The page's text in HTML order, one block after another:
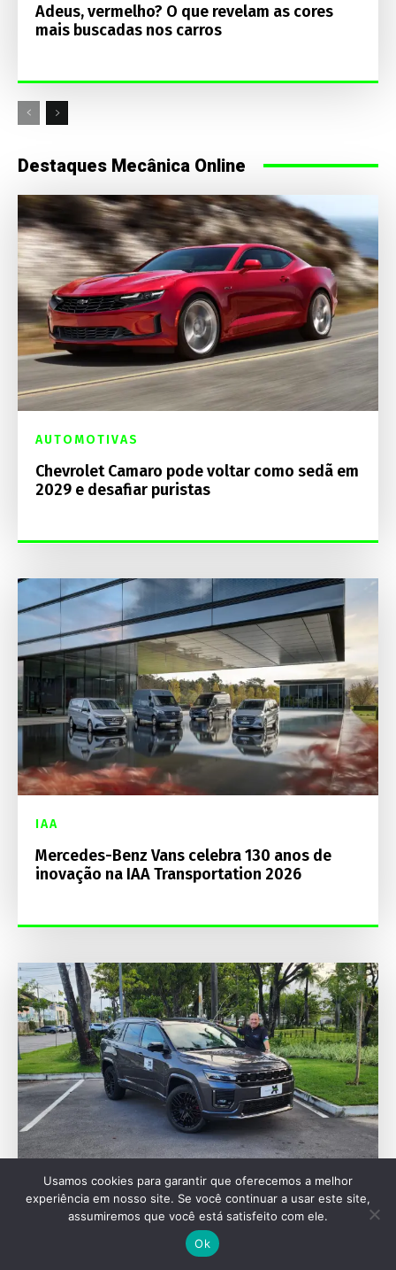
Adeus, vermelho? O que revelam as cores
mais buscadas nos carros
Destaques Mecânica Online
AUTOMOTIVAS
Chevrolet Camaro pode voltar como sedã em
2029 e desafiar puristas
IAA
Mercedes-Benz Vans celebra 130 anos de
inovação na IAA Transportation 2026
AVALIAÇÕES
Jeep Commander Blackhawk 2027 aposta em
272 cv e motor Hurricane Flex
Usamos cookies para garantir que oferecemos a melhor
experiência em nosso site. Se você continuar a usar este site,
assumiremos que você está satisfeito com ele.
Ok